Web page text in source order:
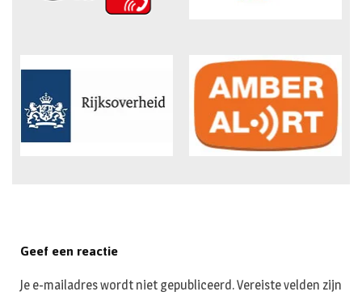
Geef een reactie
Je e-mailadres wordt niet gepubliceerd.Vereiste velden zijn